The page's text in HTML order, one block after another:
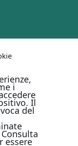
i
Il
del
essere